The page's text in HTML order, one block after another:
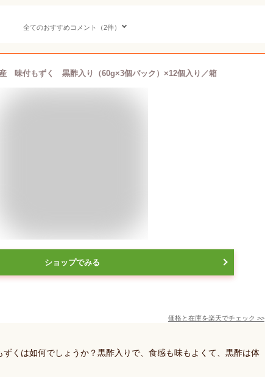
全てのおすすめコメント（2件）
味付もずく 黒酢入り（60g×3個パック）×12個入り／箱
ショップでみる
価格と在庫を楽天でチェック >>
ずくは如何でしょうか？黒酢入りで、食感も味もよくて、黒酢は体